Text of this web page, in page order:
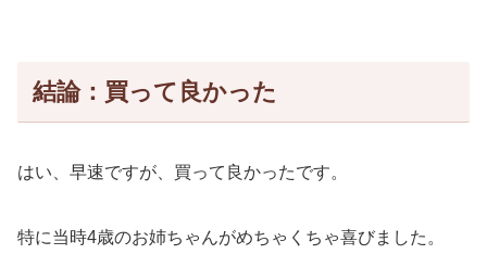
結論：買って良かった
はい、早速ですが、買って良かったです。
特に当時4歳のお姉ちゃんがめちゃくちゃ喜びました。